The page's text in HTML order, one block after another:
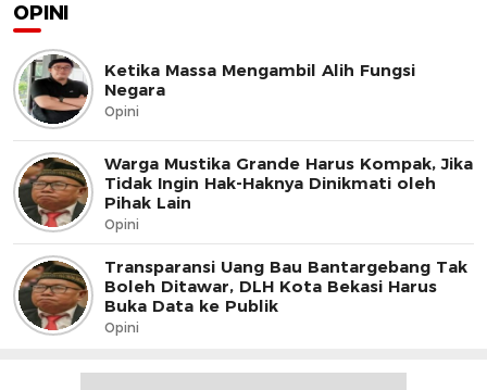
OPINI
Ketika Massa Mengambil Alih Fungsi
Negara
Opini
Warga Mustika Grande Harus Kompak, Jika
Tidak Ingin Hak-Haknya Dinikmati oleh
Pihak Lain
Opini
Transparansi Uang Bau Bantargebang Tak
Boleh Ditawar, DLH Kota Bekasi Harus
Buka Data ke Publik
Opini